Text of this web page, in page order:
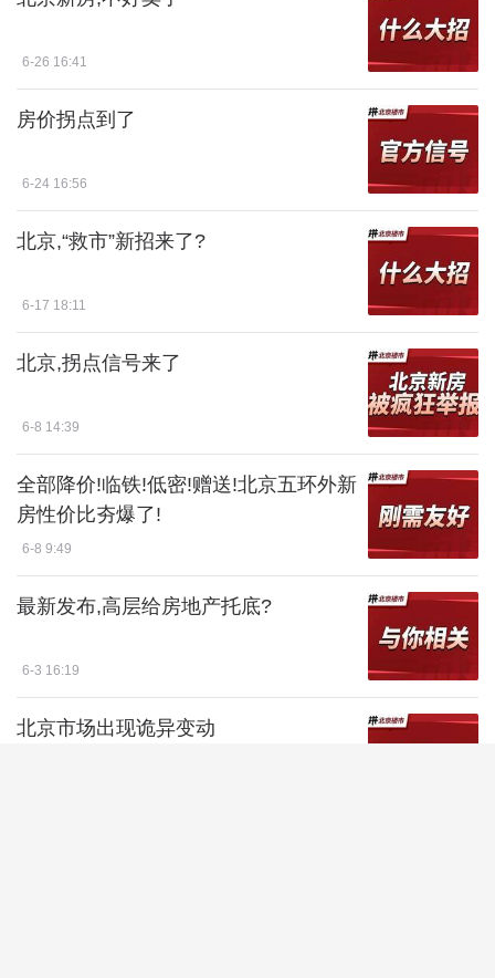
6-26 16:41
房价拐点到了
6-24 16:56
北京,“救市”新招来了?
6-17 18:11
北京,拐点信号来了
6-8 14:39
全部降价!临铁!低密!赠送!北京五环外新
房性价比夯爆了!
6-8 9:49
最新发布,高层给房地产托底?
6-3 16:19
北京市场出现诡异变动